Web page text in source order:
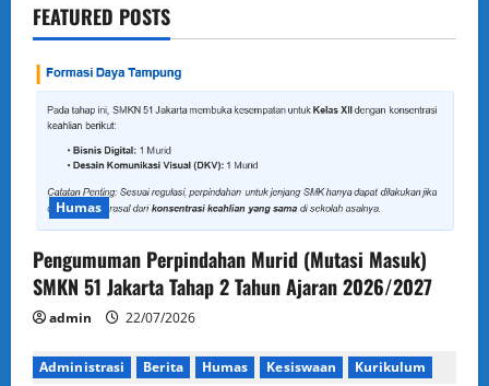
FEATURED POSTS
Humas
Pengumuman Perpindahan Murid (Mutasi Masuk)
SMKN 51 Jakarta Tahap 2 Tahun Ajaran 2026/2027
admin 22/07/2026
Administrasi Berita Humas Kesiswaan Kurikulum